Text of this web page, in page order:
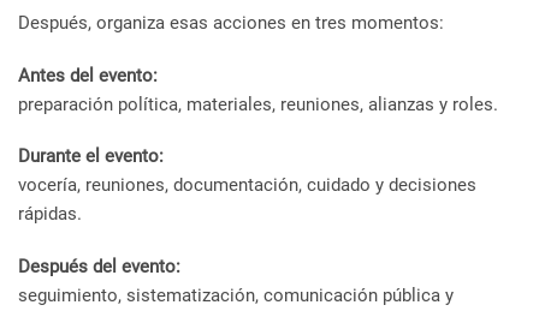
Después, organiza esas acciones en tres momentos:
Antes del evento:
preparación política, materiales, reuniones, alianzas y roles.
Durante el evento:
vocería, reuniones, documentación, cuidado y decisiones
rápidas.
Después del evento:
seguimiento, sistematización, comunicación pública y